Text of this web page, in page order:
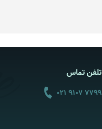
تلفن تماس
021 9107 7799